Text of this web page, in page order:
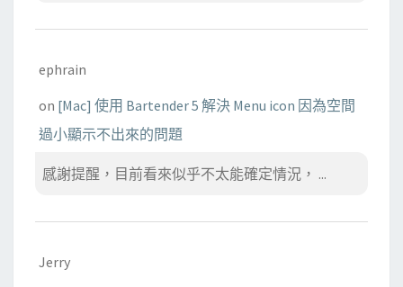
ephrain
on [Mac] 使用 Bartender 5 解決 Menu icon 因為空間
過小顯示不出來的問題
感謝提醒，目前看來似乎不太能確定情況， ...
Jerry